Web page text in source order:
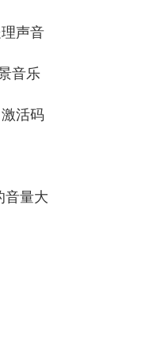
声音
音乐
活码
音量大